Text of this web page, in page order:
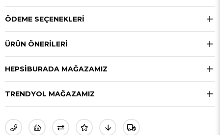
ÖDEME SEÇENEKLERI
ÜRÜN ÖNERILERI
HEPSIBURADA MAĞAZAMIZ
TRENDYOL MAĞAZAMIZ